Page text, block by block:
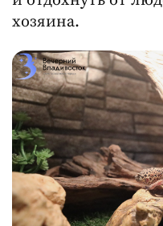
хозяина.